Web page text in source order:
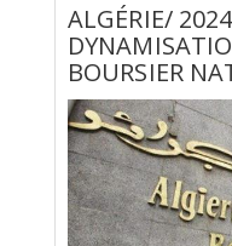
ALGÉRIE/
BOURSIER